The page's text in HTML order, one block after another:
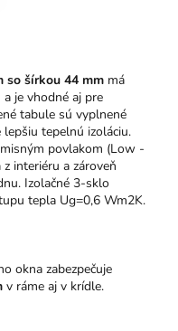
so šírkou 44 mm má
a je vhodné aj pre
tabule sú vyplnené
tepelnú izoláciu.
povlakom (Low -
interiéru a zároveň
Izolačné 3-sklo
tepla Ug=0,6 Wm2K.
okna zabezpečuje
v ráme aj v krídle.